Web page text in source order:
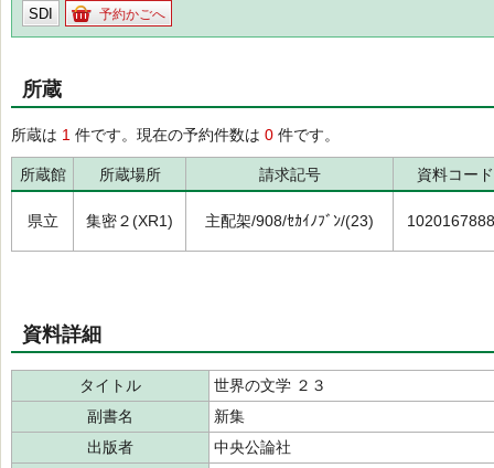
SDI 予約かごへ
所蔵
所蔵は 1 件です。現在の予約件数は 0 件です。
所蔵館 所蔵場所 請求記号 資料コード
県立 集密２(XR1) 主配架/908/ｾｶｲﾉﾌﾞﾝ/(23)
資料詳細
タイトル
世界の文学 ２３
副書名
新集
出版者
中央公論社